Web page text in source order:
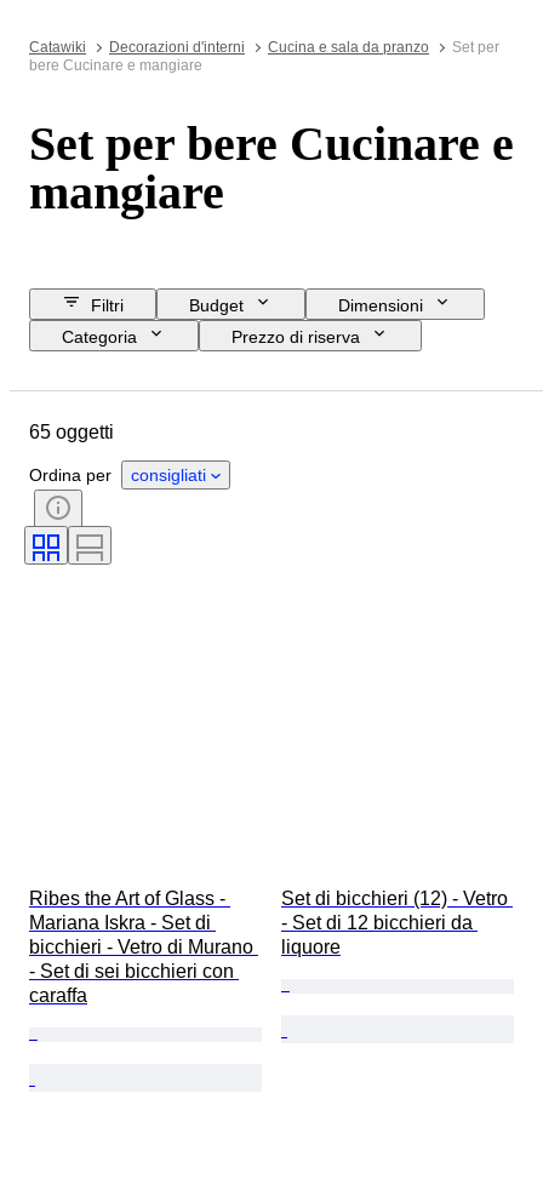
Catawiki Decorazioni d'interni Cucina e sala da pranzo
Set per
bere Cucinare e mangiare
Set per bere Cucinare e
mangiare
Filtri Budget
Dimensioni
Categoria
Prezzo di riserva
Paese d’origine
Condizioni
Colore
Epoca
65 oggetti
Ordina per consigliati
Ribes the Art of Glass -
Mariana Iskra - Set di
bicchieri - Vetro di Murano
- Set di sei bicchieri con
caraffa
Set di bicchieri (12) - Vetro
- Set di 12 bicchieri da
liquore